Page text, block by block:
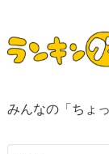
みんなの「ちょ